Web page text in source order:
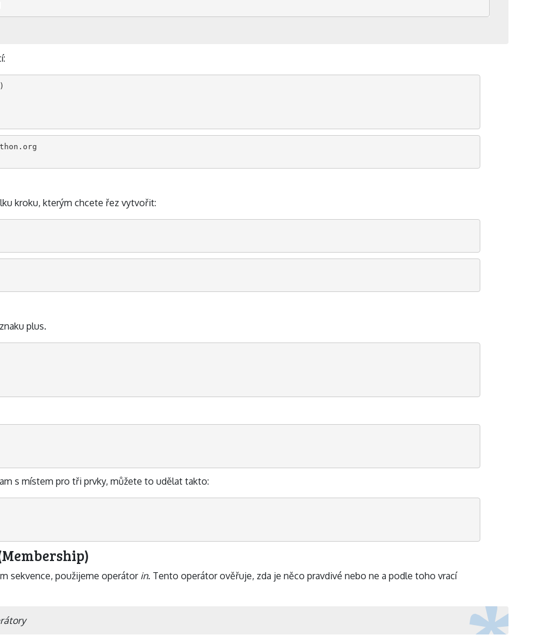
kroku, kterým chcete řez vytvořit:
plus.
s místem pro tři prvky, můžete to udělat takto:
sekvence, použijeme operátor in. Tento operátor ověřuje, zda je něco pravdivé nebo ne a podle toho vrací